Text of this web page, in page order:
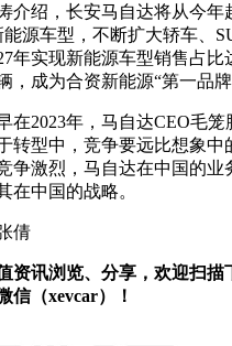
介绍，长安马自达将从今年
源车型，不断扩大轿车、
年实现新能源车型销售占比
，成为合资新能源“第一品牌
在2023年，马自达CEO毛
转型中，竞争要远比想象中
争激烈，马自达在中国的业
在中国的战略。
倩
资讯浏览、分享，欢迎扫描
信（xevcar）！